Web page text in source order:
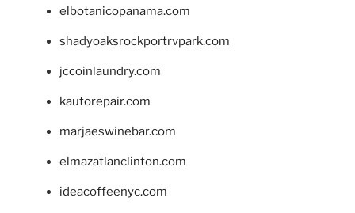
elbotanicopanama.com
shadyoaksrockportrvpark.com
jccoinlaundry.com
kautorepair.com
marjaeswinebar.com
elmazatlanclinton.com
ideacoffeenyc.com